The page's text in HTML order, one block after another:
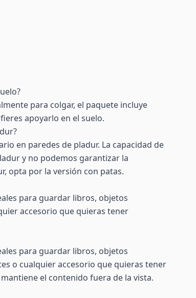
para colgar, el paquete incluye
apoyarlo en el suelo.
en paredes de pladur. La capacidad de
y no podemos garantizar la
opta por la versión con patas.
para guardar libros, objetos
accesorio que quieras tener
para guardar libros, objetos
o cualquier accesorio que quieras tener
el contenido fuera de la vista.